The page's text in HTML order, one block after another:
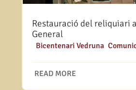
Restauració del reliquiari
General
Bicentenari Vedruna,
READ MORE